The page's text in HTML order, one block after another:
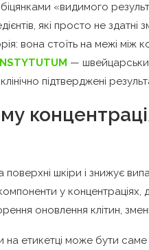
«видимого
які просто не
вона стоїть на межі
—
підтверджені
шкіри і знижує
у концентраціях,
оновлення клітин,
етикетці може бути саме